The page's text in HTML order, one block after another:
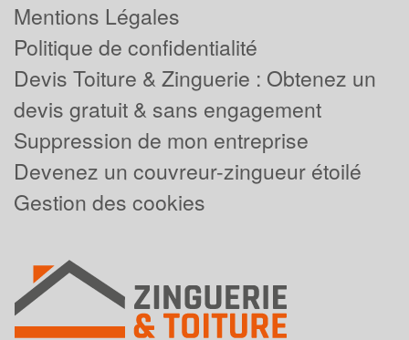
Mentions Légales
Politique de confidentialité
Devis Toiture & Zinguerie : Obtenez un
devis gratuit & sans engagement
Suppression de mon entreprise
Devenez un couvreur-zingueur étoilé
Gestion des cookies